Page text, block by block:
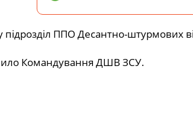
підрозділ ППО Десантно-
Командування ДШВ ЗСУ.